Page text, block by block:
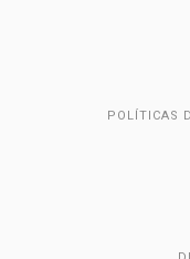
POLÍTICAS